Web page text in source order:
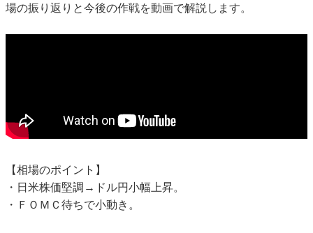
場の振り返りと今後の作戦を動画で解説します。
【相場のポイント】
・日米株価堅調→ドル円小幅上昇。
・ＦＯＭＣ待ちで小動き。